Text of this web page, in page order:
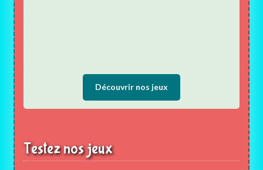
Découvrir nos jeux
Testez nos jeux